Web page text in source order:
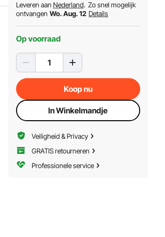
Leveren aan Nederland. Zo snel mogelijk
ontvangen Wo. Aug. 12 Details
Op voorraad
Koop nu
In Winkelmandje
Veiligheid & Privacy
GRATIS retourneren
Professionele service